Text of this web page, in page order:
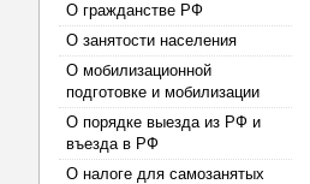
О гражданстве РФ
О занятости населения
О мобилизационной
подготовке и мобилизации
О порядке выезда из РФ и
въезда в РФ
О налоге для самозанятых